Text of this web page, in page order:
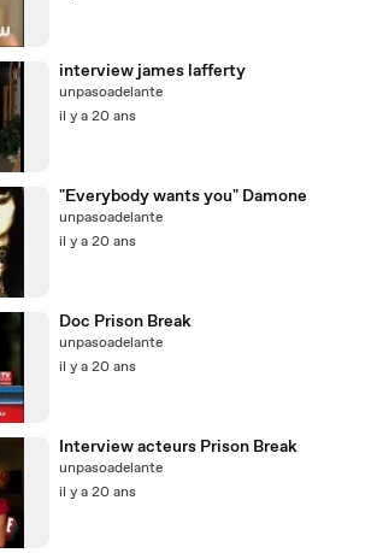
interview james lafferty
unpasoadelante
il y a 20 ans
"Everybody wants you" Damone
unpasoadelante
il y a 20 ans
Doc Prison Break
unpasoadelante
il y a 20 ans
Interview acteurs Prison Break
unpasoadelante
il y a 20 ans